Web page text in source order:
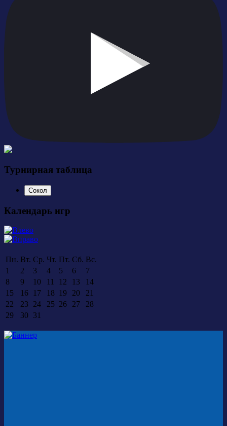
Турнирная таблица
Сокол
Календарь игр
Пн. Вт. Ср. Чт. Пт. Сб. Вс.
1
2 3 4 5 6
7
8
9 10 11 12 13
14
15
16 17 18 19 20
21
22
23 24 25 26 27
28
29
30 31